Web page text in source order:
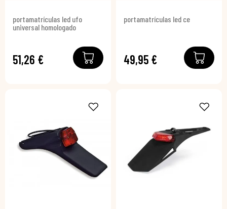
portamatrículas led ufo
universal homologado
51,26 €
portamatrículas led ce
49,95 €